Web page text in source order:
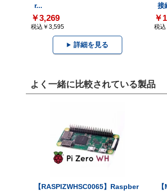
r...
￥3,269
税込￥3,595
詳細を見る
接
￥
税
よく一緒に比較されている製品
【RASPIZWHSC0065】Raspber